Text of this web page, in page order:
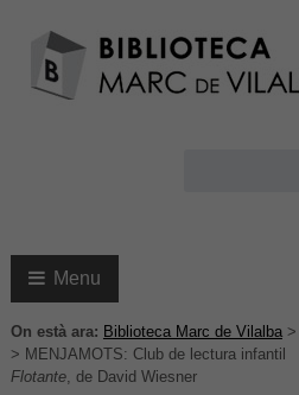
Menu
On està ara: Biblioteca Marc de Vilalba>
> MENJAMOTS: Club de lectura infantil
Flotante, de David Wiesner